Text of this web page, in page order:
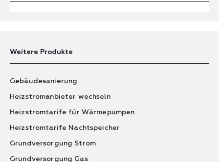
Weitere Produkte
Gebäudesanierung
Heizstromanbieter wechseln
Heizstromtarife für Wärmepumpen
Heizstromtarife Nachtspeicher
Grundversorgung Strom
Grundversorgung Gas